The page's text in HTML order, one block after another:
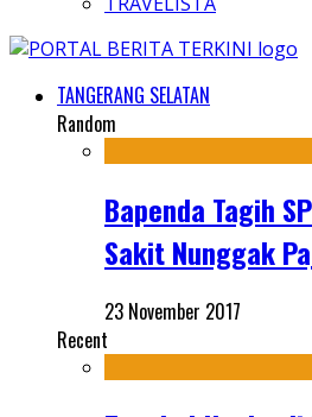
TANGERANG SELATAN
Random
Bapenda Tagih
Sakit Nunggak
23 November 2017
Recent